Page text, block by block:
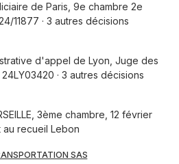
de Paris, 9e chambre 2e
11877 · 3 autres décisions
d'appel de Lyon, Juge des
· 3 autres décisions
3ème chambre, 12 février
recueil Lebon
SAS